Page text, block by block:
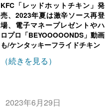
KFC「レッドホットチキン」発
売、2023年夏は激辛ソース再登
場、電子マネープレゼントやハ
ロプロ「BEYOOOOONDS」動画
も/ケンタッキーフライドチキン
（続きを見る）
2023年6月29日